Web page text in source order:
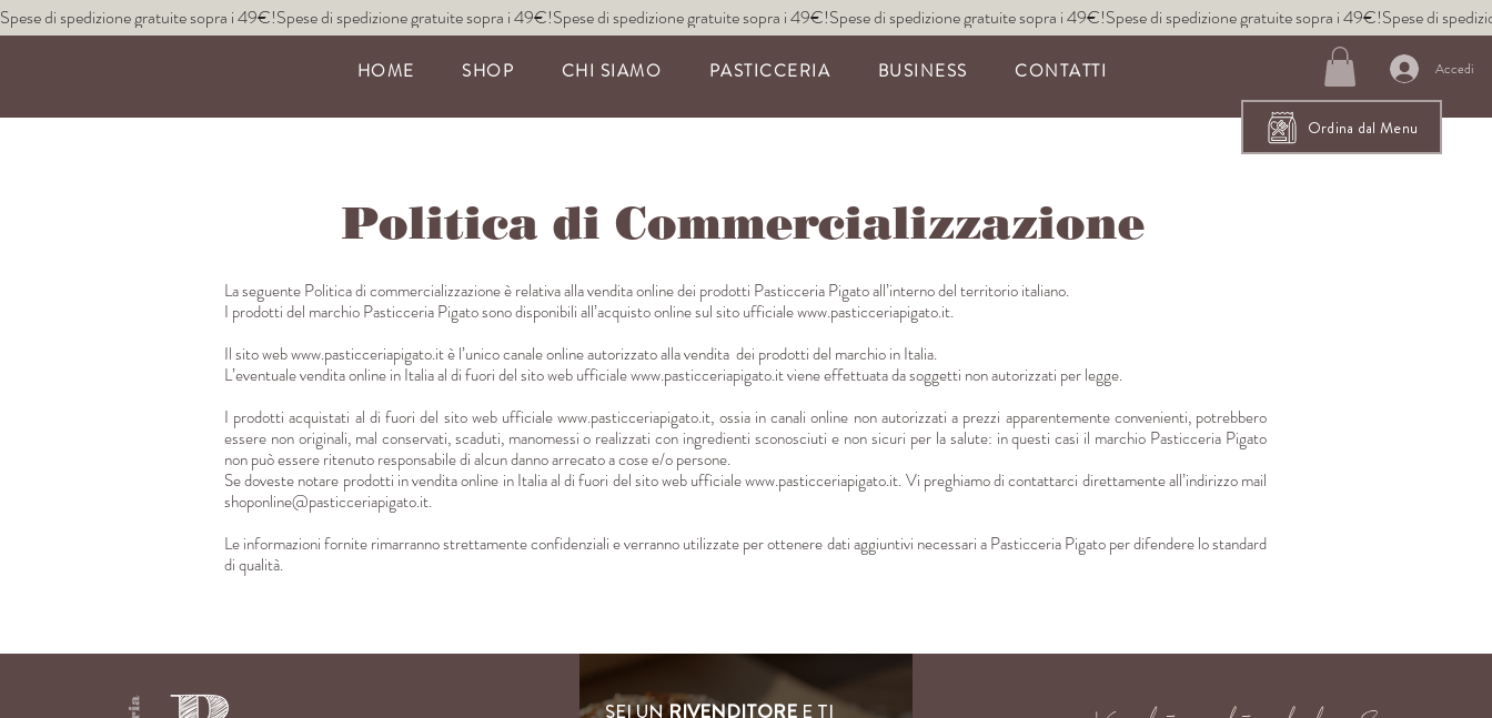
Ordina dal Menu
Spese di spedizione gratuite sopra i 49€!
HOME SHOP CHI SIAMO PASTICCERIA BUSINESS CONTATTI Accedi
Politica di Commercializzazione
La seguente Politica di commercializzazione è relativa alla vendita online dei prodotti Pasticceria Pigato all’interno del territorio italiano.
I prodotti del marchio Pasticceria Pigato sono disponibili all’acquisto online sul sito ufficialewww.pasticceriapigato.it.
Il sito webwww.pasticceriapigato.itè l’unico canale online autorizzato alla vendita dei prodotti del marchio in Italia.
L’eventuale vendita online in Italia al di fuori del sito web ufficialewww.pasticceriapigato.itviene effettuata da soggetti non autorizzati per legge.
I prodotti acquistati al di fuori del sito web ufficialewww.pasticceriapigato.it, ossia in canali online non autorizzati a prezzi apparentemente convenienti, potrebbero
essere non originali, mal conservati, scaduti, manomessi o realizzati con ingredienti sconosciuti e non sicuri per la salute: in questi casi il marchio Pasticceria Pigato
non può essere ritenuto responsabile di alcun danno arrecato a cose e/o persone.
Se doveste notare prodotti in vendita online in Italia al di fuori del sito web ufficialewww.pasticceriapigato.it. Vi preghiamo di contattarci direttamente all’indirizzo mail
shoponline@pasticceriapigato.it.
Le informazioni fornite rimarranno strettamente confidenziali e verranno utilizzate per ottenere dati aggiuntivi necessari a Pasticceria Pigato per difendere lo standard
di qualità.
SEI UNRIVENDITOREE TI